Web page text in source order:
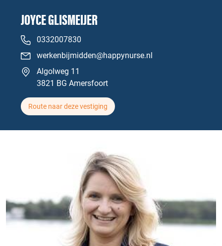
JOYCE GLISMEIJER
0332007830
werkenbijmidden@happynurse.nl
Algolweg 11
3821 BG Amersfoort
Route naar deze vestiging